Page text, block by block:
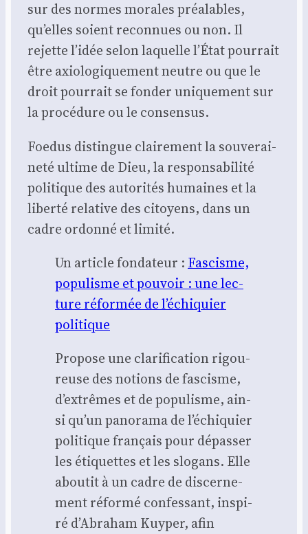
sur des normes morales préa­lables,
qu’elles soient recon­nues ou non. Il
rejette l’idée selon laquelle l’État pour­rait
être axio­lo­gi­que­ment neutre ou que le
droit pour­rait se fon­der uni­que­ment sur
la pro­cé­dure ou le consen­sus.
Foe­dus dis­tingue clai­re­ment la sou­ve­rai­
ne­té ultime de Dieu, la res­pon­sa­bi­li­té
poli­tique des auto­ri­tés humaines et la
liber­té rela­tive des citoyens, dans un
cadre ordon­né et limi­té.
Un article fon­da­teur : Fas­cisme,
popu­lisme et pou­voir : une lec­
ture réfor­mée de l’échiquier
poli­tique
Pro­pose une cla­ri­fi­ca­tion rigou­
reuse des notions de fas­cisme,
d’extrêmes et de popu­lisme, ain­
si qu’un pano­ra­ma de l’échiquier
poli­tique fran­çais pour dépas­ser
les éti­quettes et les slo­gans. Elle
abou­tit à un cadre de dis­cer­ne­
ment réfor­mé confes­sant, ins­pi­
ré d’Abraham Kuy­per, afin